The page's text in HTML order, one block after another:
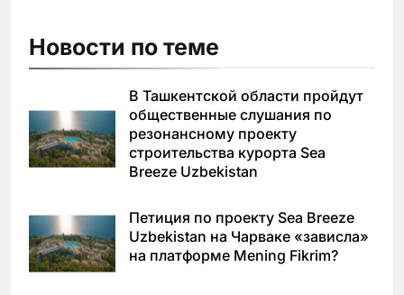
Новости по теме
В Ташкентской области пройдут
общественные слушания по
резонансному проекту
строительства курорта Sea
Breeze Uzbekistan
Петиция по проекту Sea Breeze
Uzbekistan на Чарваке «зависла»
на платформе Mening Fikrim?